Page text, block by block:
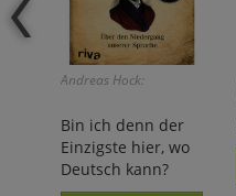
Andreas Hock:
Bin ich denn der
Einzigste hier, wo
Deutsch kann?